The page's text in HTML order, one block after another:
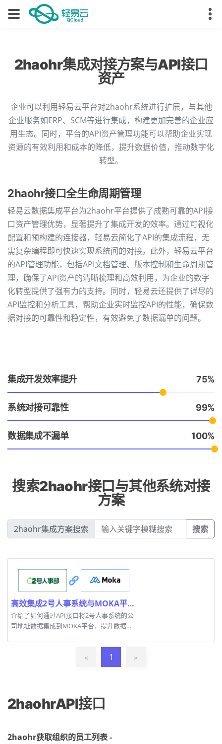
2haohr集成对接方案与API接口
资产
企业可以利用轻易云平台对2haohr系统进行扩展，与其他
企业服务如ERP、SCM等进行集成，构建更加完善的企业应
用生态。同时，平台的API资产管理功能可以帮助企业实现
资源的有效利用和成本的降低，提升数据价值，推动数字化
转型。
2haohr接口全生命周期管理
轻易云数据集成平台为2haohr平台提供了成熟可靠的API接
口资产管理优势，显著提升了集成开发的效率。通过可视化
配置和预构建的连接器，轻易云简化了API的集成流程，无
需复杂编程即可快速实现系统间的对接。此外，轻易云平台
的API管理功能，包括API文档管理、版本控制和生命周期管
理，确保了API资产的清晰梳理和高效利用，为企业的数字
化转型提供了强有力的支持。同时，轻易云还提供了详尽的
API监控和分析工具，帮助企业实时监控API的性能，确保数
据对接的可靠性和稳定性，有效避免了数据漏单的问题。
集成开发效率提升 75
系统对接可靠性 99
数据集成不漏单 100
搜索2haohr接口与其他系统对接
方案
2haohr集成方案搜索 搜索
高效集成2号人事系统与MOKA平台的实用方案
介绍了如何通过API接口将2号人事系统的公
司地址数据集成到MOKA平台，提升数据对
« 1 »
2haohrAPI接口
2haohr获取组织的员工列表 -